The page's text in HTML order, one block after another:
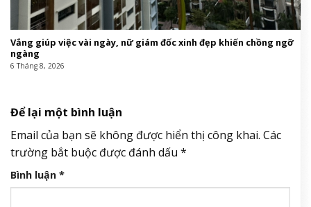
Vắng giúp việc vài ngày, nữ giám đốc xinh đẹp khiến chồng ngỡ
ngàng
6 Tháng 8, 2026
Để lại một bình luận
Email của bạn sẽ không được hiển thị công khai. Các
trường bắt buộc được đánh dấu *
Bình luận *